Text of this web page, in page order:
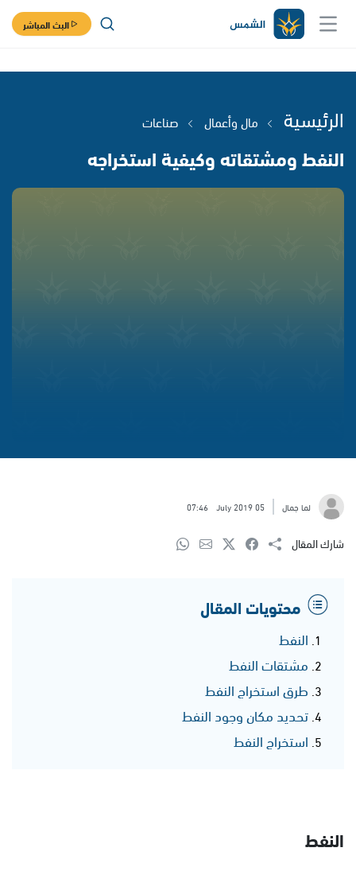
البث المباشر
الرئيسية مال وأعمال صناعات
النفط ومشتقاته وكيفية استخراجه
لما جمال 05 July 2019
07:46
شارك المقال
محتويات المقال
النفط
مشتقات النفط
طرق استخراج النفط
تحديد مكان وجود النفط
استخراج النفط
النفط